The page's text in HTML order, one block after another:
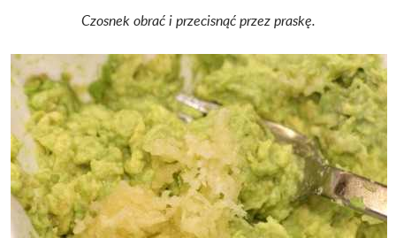
Czosnek obrać i przecisnąć przez praskę.